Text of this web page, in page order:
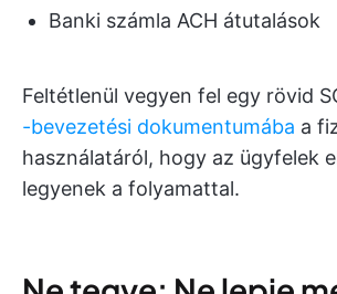
Banki számla ACH átutalások
Feltétlenül vegyen fel egy rövid
-bevezetési dokumentumába a
használatáról, hogy az ügyfelek
legyenek a folyamattal.